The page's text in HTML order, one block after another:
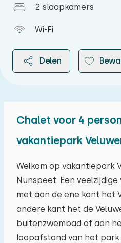
2 slaapkamers
Wi-Fi
Delen
Chalet voor 4
vakantiepark
Welkom op vakantiepark
Nunspeet. Een
met aan de ene kant het
andere kant het de
buitenzwembad of aan
loopafstand van het park
ma di wo do
27 28 29 30
03 04 05 06